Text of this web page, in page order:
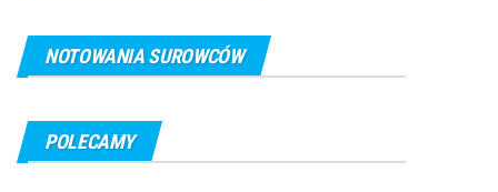
NOTOWANIA SUROWCÓW
POLECAMY